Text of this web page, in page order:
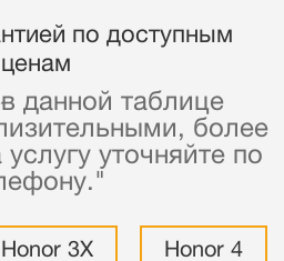
по доступным
ценам
данной таблице
более
уточняйте по
Honor 3X Honor 4